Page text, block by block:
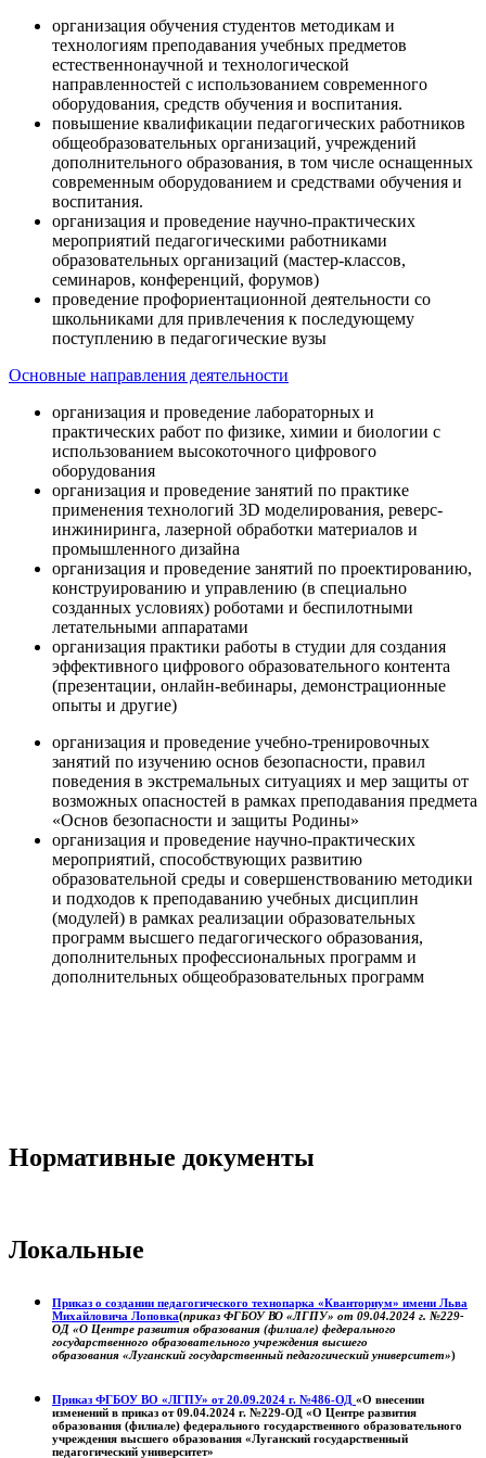
организация обучения студентов методикам и
технологиям преподавания учебных предметов
естественнонаучной и технологической
направленностей с использованием современного
оборудования, средств обучения и воспитания.
повышение квалификации педагогических работников
общеобразовательных организаций, учреждений
дополнительного образования, в том числе оснащенных
современным оборудованием и средствами обучения и
воспитания.
организация и проведение научно-практических
мероприятий педагогическими работниками
образовательных организаций (мастер-классов,
семинаров, конференций, форумов)
проведение профориентационной деятельности со
школьниками для привлечения к последующему
поступлению в педагогические вузы
Основные направления деятельности
организация и проведение лабораторных и
практических работ по физике, химии и биологии с
использованием высокоточного цифрового
оборудования
организация и проведение занятий по практике
применения технологий 3D моделирования, реверс-
инжиниринга, лазерной обработки материалов и
промышленного дизайна
организация и проведение занятий по проектированию,
конструированию и управлению (в специально
созданных условиях) роботами и беспилотными
летательными аппаратами
организация практики работы в студии для создания
эффективного цифрового образовательного контента
(презентации, онлайн-вебинары, демонстрационные
опыты и другие)
организация и проведение учебно-тренировочных
занятий по изучению основ безопасности, правил
поведения в экстремальных ситуациях и мер защиты от
возможных опасностей в рамках преподавания предмета
«Основ безопасности и защиты Родины»
организация и проведение научно-практических
мероприятий, способствующих развитию
образовательной среды и совершенствованию методики
и подходов к преподаванию учебных дисциплин
(модулей) в рамках реализации образовательных
программ высшего педагогического образования,
дополнительных профессиональных программ и
дополнительных общеобразовательных программ
Нормативные документы
Локальные
Приказ о создании педагогического технопарка «Кванториум» имени Льва
Михайловича Лоповка(приказ ФГБОУ ВО «ЛГПУ» от 09.04.2024 г. №229-
ОД «О Центре развития образования (филиале) федерального
государственного образовательного учреждения высшего
образования «Луганский государственный педагогический университет»)
Приказ ФГБОУ ВО «ЛГПУ» от 20.09.2024 г. №486-ОД «О внесении
изменений в приказ от 09.04.2024 г. №229-ОД «О Центре развития
образования (филиале) федерального государственного образовательного
учреждения высшего образования «Луганский государственный
педагогический университет»